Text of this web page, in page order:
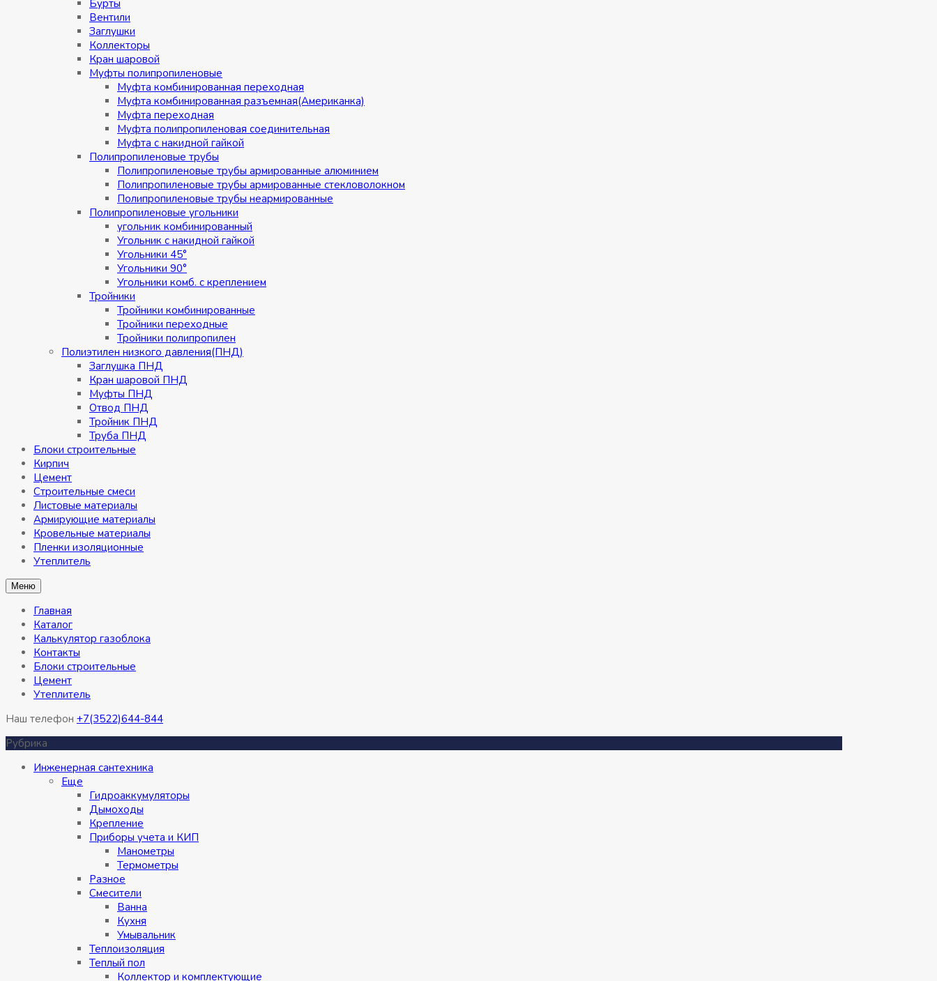
Бурты
Вентили
Заглушки
Коллекторы
Кран шаровой
Муфты полипропиленовые
Муфта комбинированная переходная
Муфта комбинированная разъемная(Американка)
Муфта переходная
Муфта полипропиленовая соединительная
Муфта с накидной гайкой
Полипропиленовые трубы
Полипропиленовые трубы армированные алюминием
Полипропиленовые трубы армированные стекловолокном
Полипропиленовые трубы неармированные
Полипропиленовые угольники
угольник комбинированный
Угольник с накидной гайкой
Угольники 45°
Угольники 90°
Угольники комб. с креплением
Тройники
Тройники комбинированные
Тройники переходные
Тройники полипропилен
Полиэтилен низкого давления(ПНД)
Заглушка ПНД
Кран шаровой ПНД
Муфты ПНД
Отвод ПНД
Тройник ПНД
Труба ПНД
Блоки строительные
Кирпич
Цемент
Строительные смеси
Листовые материалы
Армирующие материалы
Кровельные материалы
Пленки изоляционные
Утеплитель
Меню
Главная
Каталог
Калькулятор газоблока
Контакты
Блоки строительные
Цемент
Утеплитель
Наш телефон +7(3522)644-844
Рубрика
Инженерная сантехника
Eще
Гидроаккумуляторы
Дымоходы
Крепление
Приборы учета и КИП
Манометры
Термометры
Разное
Смесители
Ванна
Кухня
Умывальник
Теплоизоляция
Теплый пол
Коллектор и комплектующие